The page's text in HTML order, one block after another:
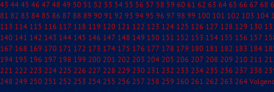
43 44 45 46 47 48 49 50 51 52 53 54 55 56 57 58 59 60 61 62 63 64 65 66 67 68
81 82 83 84 85 86 87 88 89 90 91 92 93 94 95 96 97 98 99 100 101 102 103 104
113 114 115 116 117 118 119 120 121 122 123 124 125 126 127 128 129 130
140 141 142 143 144 145 146 147 148 149 150 151 152 153 154 155 156 157
167 168 169 170 171 172 173 174 175 176 177 178 179 180 181 182 183 184
194 195 196 197 198 199 200 201 202 203 204 205 206 207 208 209 210 211
221 222 223 224 225 226 227 228 229 230 231 232 233 234 235 236 237 238
248 249 250 251 252 253 254 255 256 257 258 259 260 261 262 263 264